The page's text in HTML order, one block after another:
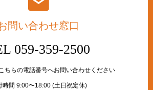
問い合わせ窓口
059-359-2500
ちらの電話番号へお問い合わせください
時間 9:00〜18:00 (土日祝定休)